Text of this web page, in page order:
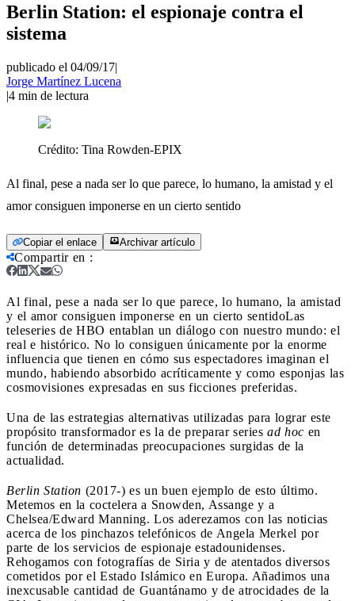
Berlin Station: el espionaje contra el
sistema
publicado el 04/09/17|
Jorge Martínez Lucena
|4 min de lectura
Crédito: Tina Rowden-EPIX
Al final, pese a nada ser lo que parece, lo humano, la amistad y el
amor consiguen imponerse en un cierto sentido
Copiar el enlace Archivar artículo
Compartir en :
Al final, pese a nada ser lo que parece, lo humano, la amistad
y el amor consiguen imponerse en un cierto sentidoLas
teleseries de HBO entablan un diálogo con nuestro mundo: el
real e histórico. No lo consiguen únicamente por la enorme
influencia que tienen en cómo sus espectadores imaginan el
mundo, habiendo absorbido acríticamente y como esponjas las
cosmovisiones expresadas en sus ficciones preferidas.
Una de las estrategias alternativas utilizadas para lograr este
propósito transformador es la de preparar series ad hoc en
función de determinadas preocupaciones surgidas de la
actualidad.
Berlin Station (2017-) es un buen ejemplo de esto último.
Metemos en la coctelera a Snowden, Assange y a
Chelsea/Edward Manning. Los aderezamos con las noticias
acerca de los pinchazos telefónicos de Angela Merkel por
parte de los servicios de espionaje estadounidenses.
Rehogamos con fotografías de Siria y de atentados diversos
cometidos por el Estado Islámico en Europa. Añadimos una
inexcusable cantidad de Guantánamo y de atrocidades de la